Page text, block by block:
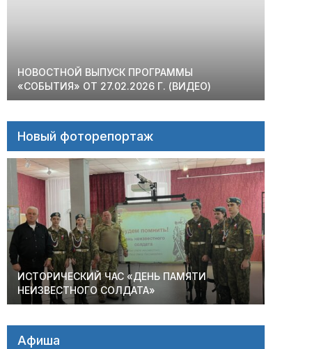
НОВОСТНОЙ ВЫПУСК ПРОГРАММЫ
«СОБЫТИЯ» ОТ 27.02.2026 Г. (ВИДЕО)
Новый фоторепортаж
ИСТОРИЧЕСКИЙ ЧАС «ДЕНЬ ПАМЯТИ
НЕИЗВЕСТНОГО СОЛДАТА»
Афиша